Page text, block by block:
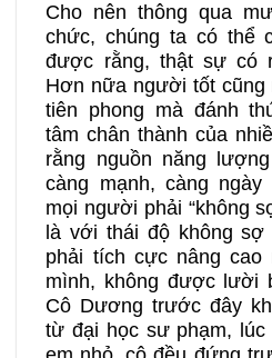
Cho nên thông qua
chức, chúng ta có thể
được rằng, thật sự có
Hơn nữa người tốt cũng
tiên phong mà đánh
tâm chân thành của
rằng nguồn năng
càng mạnh, càng
mọi người phải “không
là với thái độ không sợ
phải tích cực nâng cao
mình, không được lười
Cô Dương trước đây
từ đại học sư phạm,